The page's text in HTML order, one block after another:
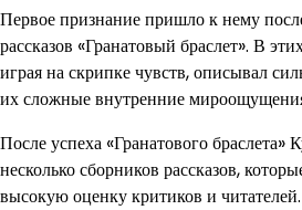
Первое признание пришло к нему
рассказов «Гранатовый браслет». В
играя на скрипке чувств, описывал
их сложные внутренние
После успеха «Гранатового
несколько сборников рассказов,
высокую оценку критиков и читателей.